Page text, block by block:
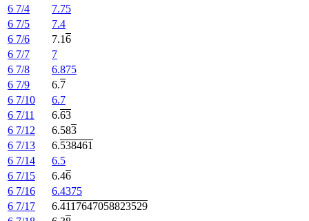
6 7/4
7.75
6 7/5
7.4
6 7/6
7.16
6 7/7
7
6 7/8
6.875
6 7/9
6.7
6 7/10
6.7
6 7/11
6.63
6 7/12
6.583
6 7/13
6.538461
6 7/14
6.5
6 7/15
6.46
6 7/16
6.4375
6 7/17
6.4117647058823529